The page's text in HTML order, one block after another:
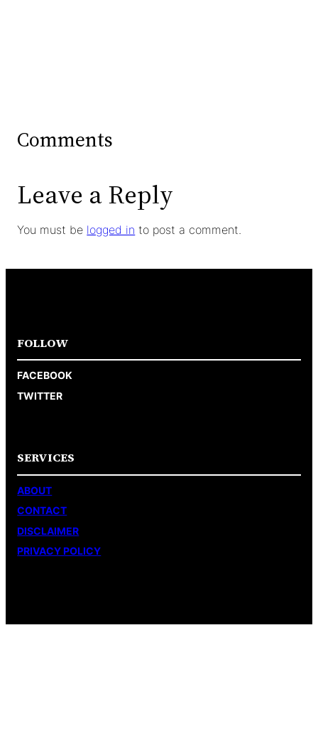
Comments
Leave a Reply
You must be logged in to post a comment.
FOLLOW
FACEBOOK
TWITTER
SERVICES
ABOUT
CONTACT
DISCLAIMER
PRIVACY POLICY